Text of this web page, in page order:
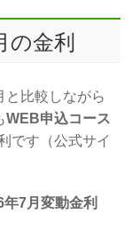
の金利
と比較しながら
WEB申込コース
です（公式サイ
年7月変動金利